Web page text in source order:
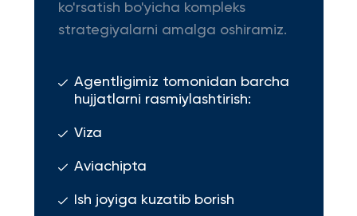
ko'rsatish bo'yicha kompleks
strategiyalarni amalga oshiramiz.
Agentligimiz tomonidan barcha
hujjatlarni rasmiylashtirish:
Viza
Aviachipta
Ish joyiga kuzatib borish